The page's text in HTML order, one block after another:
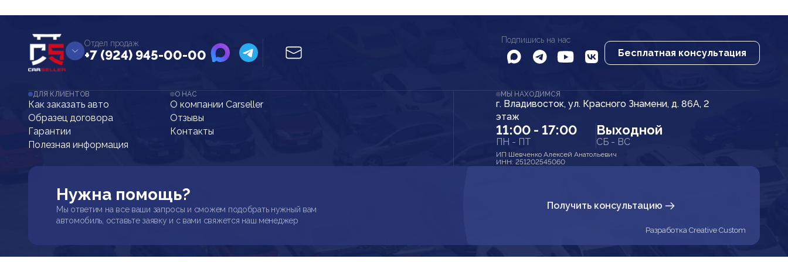
Отдел продаж
+7 (924) 945-00-00
Подпишись на нас
Бесплатная консультация
ДЛЯ КЛИЕНТОВ
Как заказать авто
Образец договора
Гарантии
Полезная информация
О НАС
О компании Carseller
Отзывы
Контакты
МЫ НАХОДИМСЯ
г. Владивосток, ул. Красного Знамени, д. 86А, 2
этаж
11:00 - 17:00
ПН - ПТ
Выходной
СБ - ВС
ИП Шевченко Алексей Анатольевич
ИНН: 251202545060
Нужна помощь?
Мы ответим на все ваши запросы и сможем подобрать нужный вам
автомобиль, оставьте заявку и с вами свяжется наш менеджер
Получить консультацию
Разработка Creative Custom